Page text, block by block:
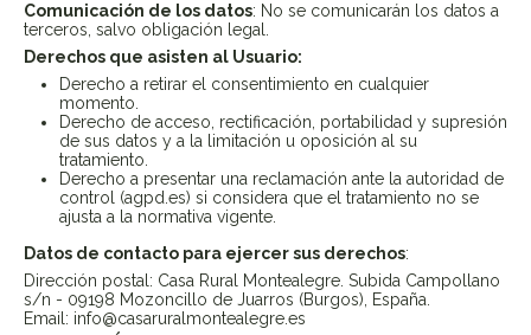
Comunicación de los datos: No se comunicarán los datos a
terceros, salvo obligación legal.
Derechos que asisten al Usuario:
Derecho a retirar el consentimiento en cualquier
momento.
Derecho de acceso, rectificación, portabilidad y supresión
de sus datos y a la limitación u oposición al su
tratamiento.
Derecho a presentar una reclamación ante la autoridad de
control (agpd.es) si considera que el tratamiento no se
ajusta a la normativa vigente.
Datos de contacto para ejercer sus derechos:
Dirección postal: Casa Rural Montealegre. Subida Campollano
s/n - 09198 Mozoncillo de Juarros (Burgos), España.
Email: info@casaruralmontealegre.es